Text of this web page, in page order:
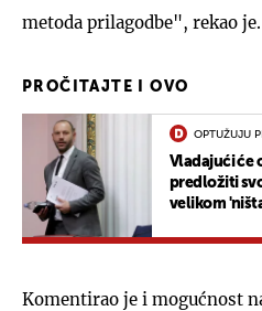
metoda prilagodbe", rekao je.
PROČITAJTE I OVO
OPTUŽUJU
Vladajući će
predložiti
velikom
Komentirao je i mogućnost